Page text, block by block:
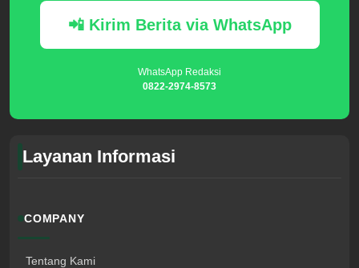
📲 Kirim Berita via WhatsApp
WhatsApp Redaksi
0822-2974-8573
Layanan Informasi
COMPANY
Tentang Kami